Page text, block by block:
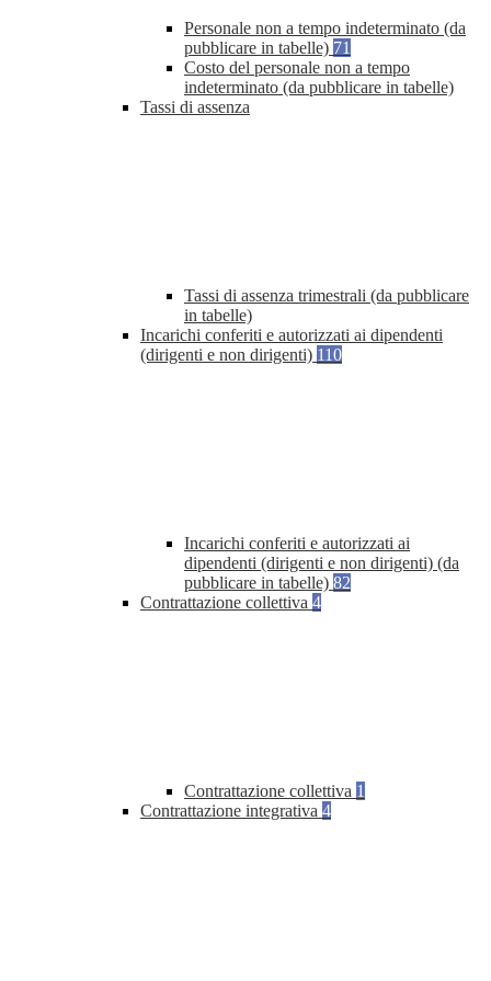
Personale non a tempo indeterminato (da
pubblicare in tabelle) 71
Costo del personale non a tempo
indeterminato (da pubblicare in tabelle)
Tassi di assenza
Tassi di assenza trimestrali (da pubblicare
in tabelle)
Incarichi conferiti e autorizzati ai dipendenti
(dirigenti e non dirigenti) 110
Incarichi conferiti e autorizzati ai
dipendenti (dirigenti e non dirigenti) (da
pubblicare in tabelle) 82
Contrattazione collettiva 4
Contrattazione collettiva 1
Contrattazione integrativa 4